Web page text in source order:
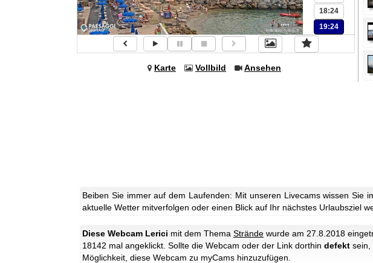
18:24
19:24
Karte Vollbild Ansehen
Beiben Sie immer auf dem Laufenden: Mit unseren Livecams wissen Sie
aktuelle Wetter mitverfolgen oder einen Blick auf Ihr nächstes Urlaubsziel
Diese Webcam Lerici mit dem Thema Strände wurde am 27.8.2018
18142 mal angeklickt. Sollte die Webcam oder der Link dorthin defekt sein,
Möglichkeit, diese Webcam zu myCams hinzuzufügen.